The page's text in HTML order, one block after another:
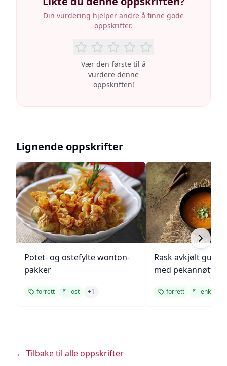
Din vurdering hjelper andre å finne gode
oppskrifter.
Vær den første til å
vurdere denne
oppskriften!
Lignende oppskrifter
Potet- og ostefylte wonton-
pakker
forrett ost +1
Rask avkjølt
med pekannøtter
forrett enkel
← Tilbake til alle oppskrifter